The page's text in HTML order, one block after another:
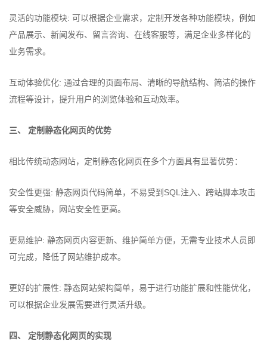
灵活的功能模块: 可以根据企业需求，定制开发各种功能模块，例如
产品展示、新闻发布、留言咨询、在线客服等，满足企业多样化的
业务需求。
互动体验优化: 通过合理的页面布局、清晰的导航结构、简洁的操作
流程等设计，提升用户的浏览体验和互动效率。
三、 定制静态化网页的优势
相比传统动态网站，定制静态化网页在多个方面具有显著优势：
安全性更强: 静态网页代码简单，不易受到SQL注入、跨站脚本攻击
等安全威胁，网站安全性更高。
更易维护: 静态网页内容更新、维护简单方便，无需专业技术人员即
可完成，降低了网站维护成本。
更好的扩展性: 静态网站架构简单，易于进行功能扩展和性能优化，
可以根据企业发展需要进行灵活升级。
四、 定制静态化网页的实现